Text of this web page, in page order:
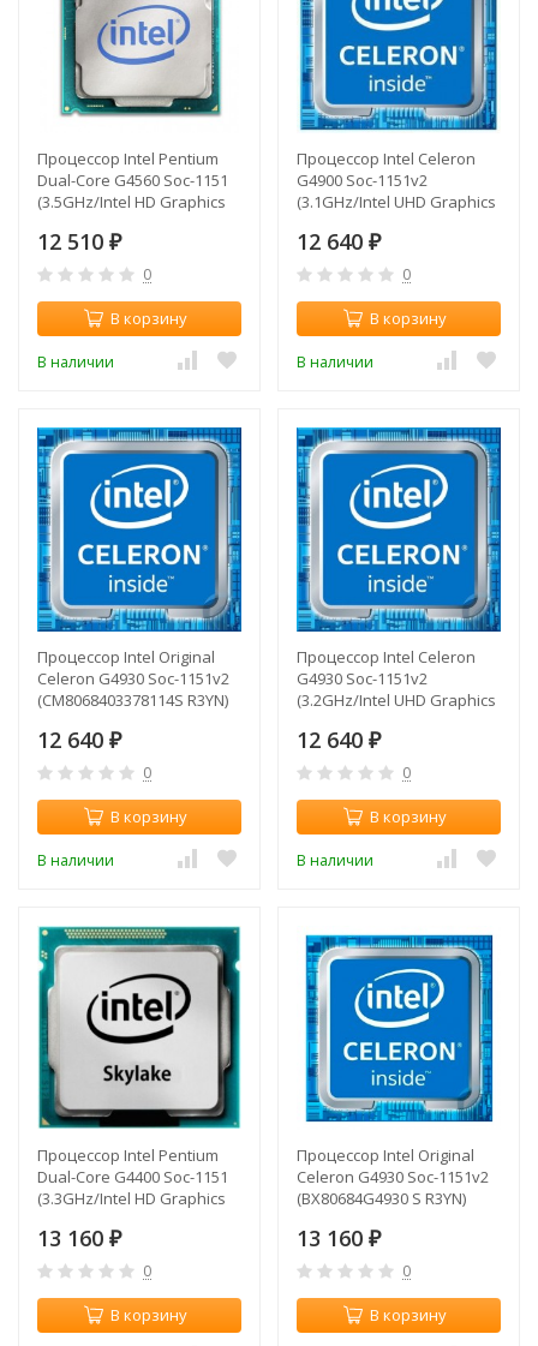
Процессор Intel Pentium
Dual-Core G4560 Soc-1151
(3.5GHz/Intel HD Graphics
12 510 ₽
0
В корзину
В наличии
Процессор Intel Celeron
G4900 Soc-1151v2
(3.1GHz/Intel UHD Graphics
12 640 ₽
0
В корзину
В наличии
Процессор Intel Original
Celeron G4930 Soc-1151v2
(CM8068403378114S R3YN)
610) OEM
12 640 ₽
0
В корзину
В наличии
Процессор Intel Celeron
G4930 Soc-1151v2
(3.2GHz/Intel UHD Graphics
12 640 ₽
0
В корзину
В наличии
Процессор Intel Pentium
Dual-Core G4400 Soc-1151
(3.3GHz/Intel HD Graphics
13 160 ₽
0
В корзину
Процессор Intel Original
Celeron G4930 Soc-1151v2
(BX80684G4930 S R3YN)
610) Box
13 160 ₽
0
В корзину